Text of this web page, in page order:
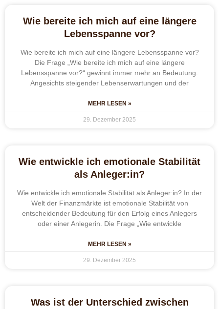
Wie bereite ich mich auf eine längere
Lebensspanne vor?
Wie bereite ich mich auf eine längere Lebensspanne vor?
Die Frage „Wie bereite ich mich auf eine längere
Lebensspanne vor?“ gewinnt immer mehr an Bedeutung.
Angesichts steigender Lebenserwartungen und der
MEHR LESEN »
29. Dezember 2025
Wie entwickle ich emotionale Stabilität
als Anleger:in?
Wie entwickle ich emotionale Stabilität als Anleger:in? In der
Welt der Finanzmärkte ist emotionale Stabilität von
entscheidender Bedeutung für den Erfolg eines Anlegers
oder einer Anlegerin. Die Frage „Wie entwickle
MEHR LESEN »
29. Dezember 2025
Was ist der Unterschied zwischen